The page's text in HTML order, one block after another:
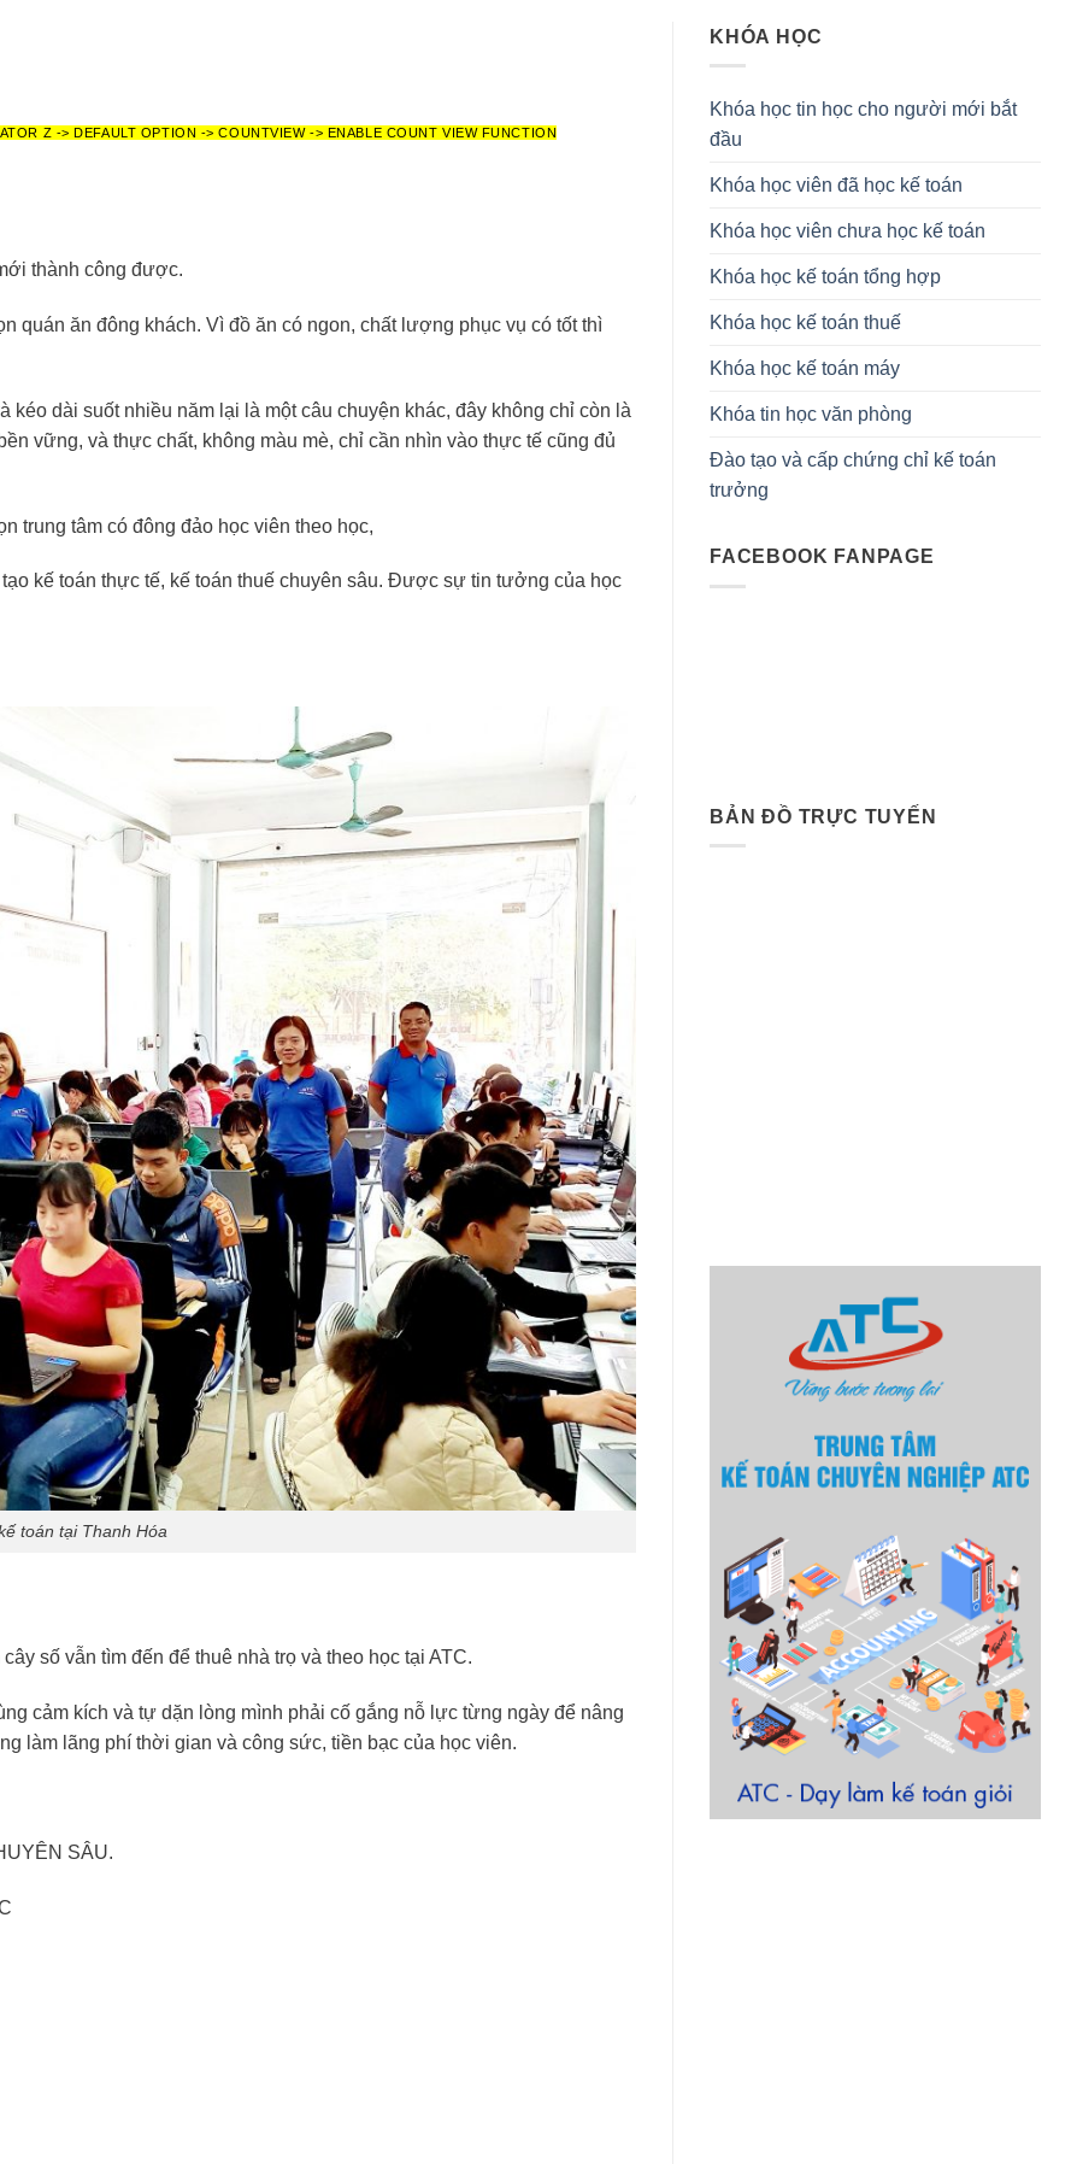
Z -> DEFAULT OPTION -> COUNTVIEW -> ENABLE COUNT VIEW FUNCTION
thành công được.
quán ăn đông khách. Vì đồ ăn có ngon, chất lượng phục vụ có tốt thì
dài suốt nhiều năm lại là một câu chuyện khác, đây không chỉ còn là
vững, và thực chất, không màu mè, chỉ cần nhìn vào thực tế cũng đủ
trung tâm có đông đảo học viên theo học,
kế toán thực tế, kế toán thuế chuyên sâu. Được sự tin tưởng của học
toán tại Thanh Hóa
số vẫn tìm đến để thuê nhà trọ và theo học tại ATC.
cảm kích và tự dặn lòng mình phải cố gắng nỗ lực từng ngày để nâng
làm lãng phí thời gian và công sức, tiền bạc của học viên.
SÂU.
KHÓA HỌC
Khóa học tin học cho người mới bắt
đầu
Khóa học viên đã học kế toán
Khóa học viên chưa học kế toán
Khóa học kế toán tổng hợp
Khóa học kế toán thuế
Khóa học kế toán máy
Khóa tin học văn phòng
Đào tạo và cấp chứng chỉ kế toán
trưởng
FACEBOOK FANPAGE
BẢN ĐỒ TRỰC TUYẾN